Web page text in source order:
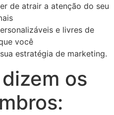
de atrair a atenção do seu
e livres de
você
estratégia de marketing.
os